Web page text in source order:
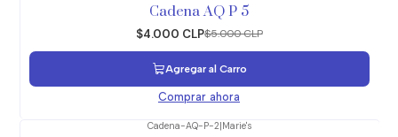
Cadena AQ P 5
$4.000 CLP$5.000 CLP
Agregar al Carro
Comprar ahora
Cadena-AQ-P-2|Marie's